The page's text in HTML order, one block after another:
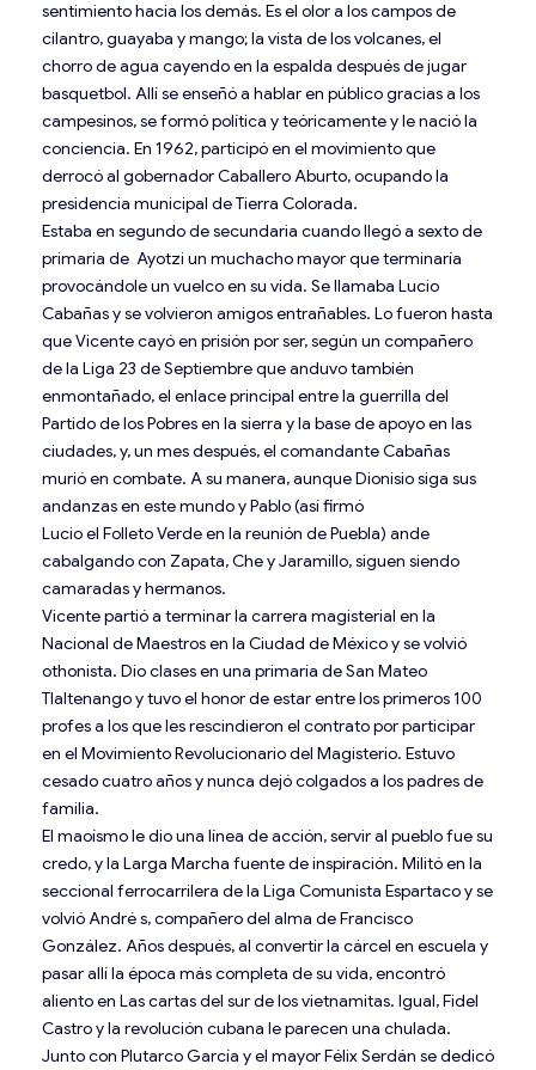
sentimiento hacia los demás. Es el olor a los campos de
cilantro, guayaba y mango; la vista de los volcanes, el
chorro de agua cayendo en la espalda después de jugar
basquetbol. Allí se enseñó a hablar en público gracias a los
campesinos, se formó política y teóricamente y le nació la
conciencia. En 1962, participó en el movimiento que
derrocó al gobernador Caballero Aburto, ocupando la
presidencia municipal de Tierra Colorada.
Estaba en segundo de secundaria cuando llegó a sexto de
primaria de ­ Ayotzi un muchacho mayor que terminaría
provocándole un vuelco en su vida. Se llamaba Lucio
Cabañas y se volvieron amigos entrañables. Lo fueron hasta
que Vicente cayó en prisión por ser, según un compañero
de la Liga 23 de Septiembre que anduvo también
enmontañado, el enlace principal entre la guerrilla del
Partido de los Pobres en la sierra y la base de apoyo en las
ciudades, y, un mes después, el comandante Cabañas
murió en combate. A su manera, aunque Dionisio siga sus
andanzas en este mundo y Pablo (así firmó
Lucio el Folleto Verde en la reunión de Puebla) ande
cabalgando con Zapata, Che y Jaramillo, siguen siendo
camaradas y hermanos.
Vicente partió a terminar la carrera magisterial en la
Nacional de Maestros en la Ciudad de México y se volvió
othonista. Dio clases en una primaria de San Mateo
Tlaltenango y tuvo el honor de estar entre los primeros 100
profes a los que les rescindieron el contrato por participar
en el Movimiento Revolucionario del Magisterio. Estuvo
cesado cuatro años y nunca dejó colgados a los padres de
familia.
El maoísmo le dio una línea de acción, servir al pueblo fue su
credo, y la Larga Marcha fuente de inspiración. Militó en la
seccional ferrocarrilera de la Liga Comunista Espartaco y se
volvió André s, compañero del alma de Francisco
González. Años después, al convertir la cárcel en escuela y
pasar allí la época más completa de su vida, encontró
aliento en Las cartas del sur de los vietnamitas. Igual, Fidel
Castro y la revolución cubana le parecen una chulada.
Junto con Plutarco García y el mayor Félix Serdán se dedicó